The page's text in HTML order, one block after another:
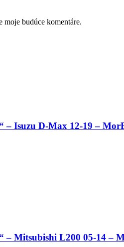
budúce komentáre.
– Isuzu D-Max 12-19 –
– Mitsubishi L200 05-14 –